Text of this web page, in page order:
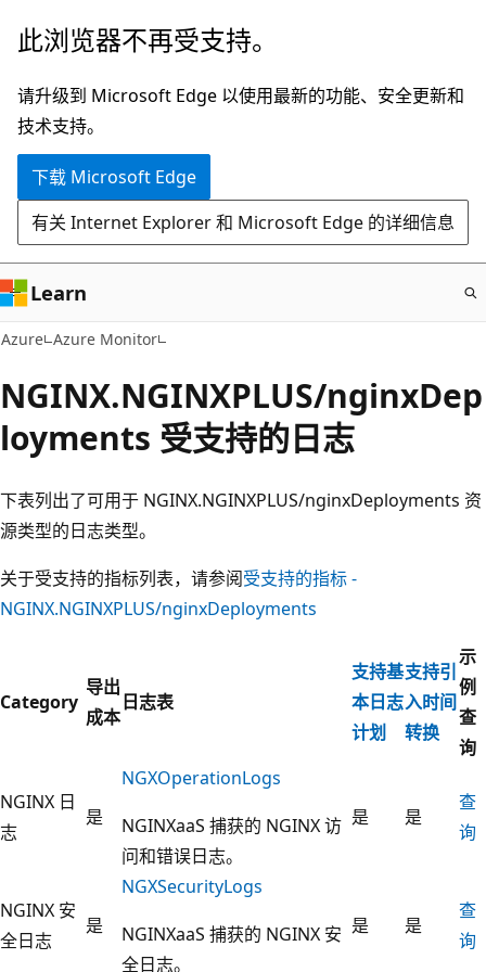
跳
主
要
内
此浏览器不再受支持。
请升级到 Microsoft Edge 以使用最新的功能、安全更新和
技术支持。
下载 Microsoft Edge
有关 Internet Explorer 和 Microsoft Edge 的详细信息
Learn
Azure Azure Monitor
NGINX.NGINXPLUS/nginxDep
loyments 受支持的日志
下表列出了可用于 NGINX.NGINXPLUS/nginxDeployments 资
源类型的日志类型。
关于受支持的指标列表，请参阅受支持的指标 -
NGINX.NGINXPLUS/nginxDeployments
Category
导出
成本
日志表
支持基
本日志
计划
支持引
入时间
转换
示
例
查
询
NGINX 日
志
是
NGXOperationLogs
NGINXaaS 捕获的 NGINX 访
问和错误日志。
是 是
查
询
NGINX 安
全日志
是
NGXSecurityLogs
NGINXaaS 捕获的 NGINX 安
全日志。
是 是
查
询